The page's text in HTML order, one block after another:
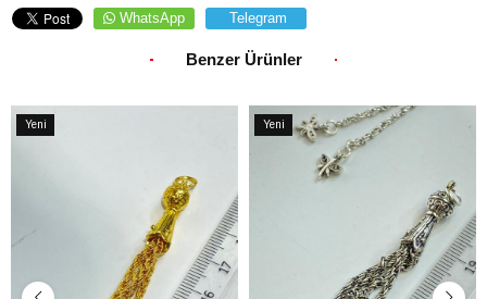
WhatsApp Telegram
Benzer Ürünler
Yeni
Yeni